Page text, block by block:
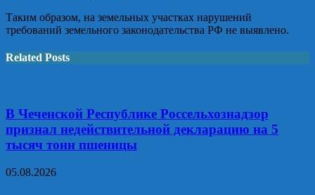
Таким образом, на земельных участках нарушений
требований земельного законодательства РФ не выявлено.
Related Posts
В Чеченской Республике Россельхознадзор
признал недействительной декларацию на 5
тысяч тонн пшеницы
05.08.2026